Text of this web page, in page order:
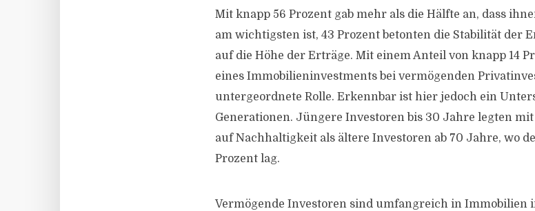
Mit knapp 56 Prozent gab mehr als die Hälfte an, dass
am wichtigsten ist, 43 Prozent betonten die Stabilität der
auf die Höhe der Erträge. Mit einem Anteil von knapp 14
eines Immobilieninvestments bei vermögenden
untergeordnete Rolle. Erkennbar ist hier jedoch ein
Generationen. Jüngere Investoren bis 30 Jahre legten
auf Nachhaltigkeit als ältere Investoren ab 70 Jahre, wo
Prozent lag.
Vermögende Investoren sind umfangreich in Immobilien